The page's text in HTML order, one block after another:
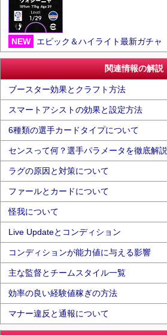
NEW エピック＆ハイライト最新ガチャ
関連情報の解説
ブースター効果とクラフト方法
スマートアシストの効果と設定方法
6種類の選手カードタイプについて
センスって何？選手パラメータを徹底解説
ラグの原因と対策について
ファールとカードについて
怪我について
Live Updateとコンディション
コンディションが能力値に与える影響
主な監督とチームスタイル一覧
効率の良い経験値稼ぎの方法
マナー違反と通報について